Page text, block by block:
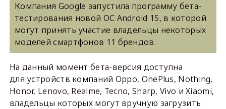
Компания Google запустила программу бета-
тестирования новой ОС Android 15, в которой
могут принять участие владельцы некоторых
моделей смартфонов 11 брендов.
На данный момент бета-версия доступна
для устройств компаний Oppo, OnePlus, Nothing,
Honor, Lenovo, Realme, Tecno, Sharp, Vivo и Xiaomi,
владельцы которых могут вручную загрузить